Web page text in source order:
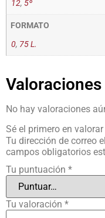
12, 5º
FORMATO
0, 75 L.
Valoraciones
No hay valoraciones
Sé el primero en valorar
Tu dirección de correo
campos obligatorios
Tu puntuación *
Tu valoración *